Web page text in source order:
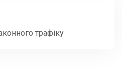
трафіку